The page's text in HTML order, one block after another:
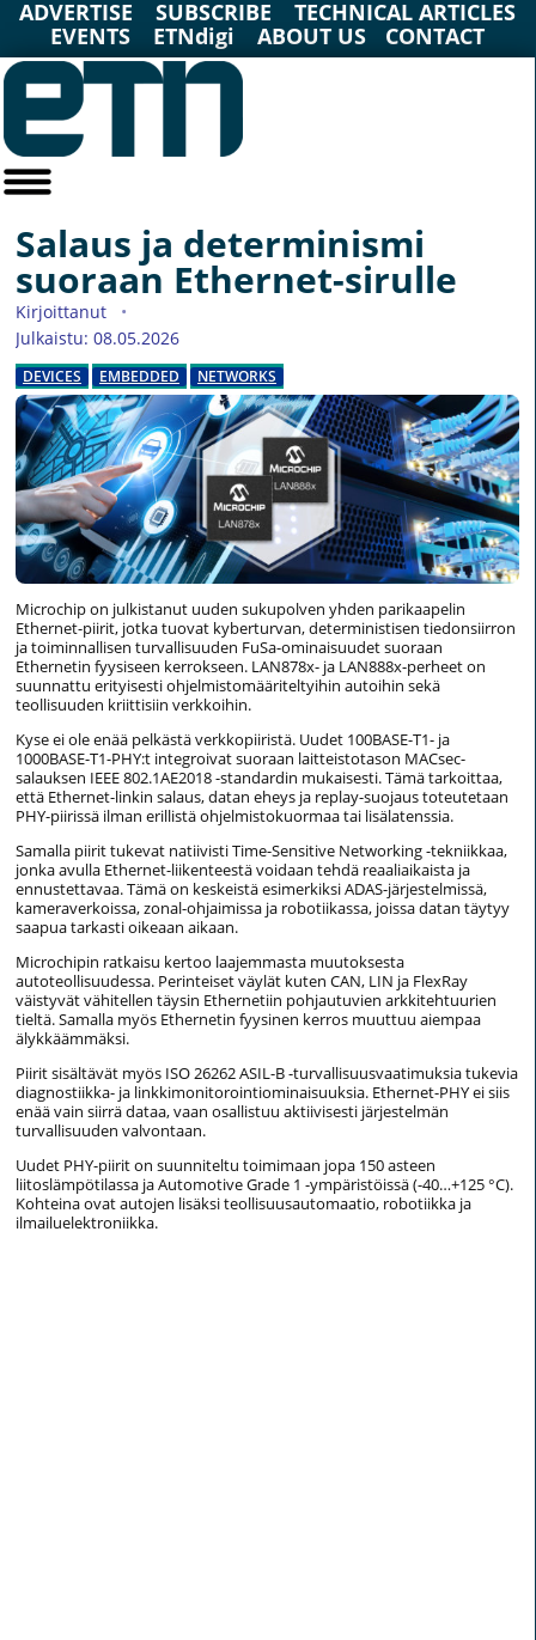
ADVERTISE SUBSCRIBE
TECHNICAL ARTICLES
EVENTS
ETNdigi ABOUT US CONTACT
Salaus ja determinismi
suoraan Ethernet-sirulle
Kirjoittanut
Julkaistu: 08.05.2026
DEVICES EMBEDDED NETWORKS
Microchip on julkistanut uuden sukupolven yhden parikaapelin
Ethernet-piirit, jotka tuovat kyberturvan, deterministisen tiedonsiirron
ja toiminnallisen turvallisuuden FuSa-ominaisuudet suoraan
Ethernetin fyysiseen kerrokseen. LAN878x- ja LAN888x-perheet on
suunnattu erityisesti ohjelmistomääriteltyihin autoihin sekä
teollisuuden kriittisiin verkkoihin.
Kyse ei ole enää pelkästä verkkopiiristä. Uudet 100BASE-T1- ja
1000BASE-T1-PHY:t integroivat suoraan laitteistotason MACsec-
salauksen IEEE 802.1AE2018 -standardin mukaisesti. Tämä tarkoittaa,
että Ethernet-linkin salaus, datan eheys ja replay-suojaus toteutetaan
PHY-piirissä ilman erillistä ohjelmistokuormaa tai lisälatenssia.
Samalla piirit tukevat natiivisti Time-Sensitive Networking -tekniikkaa,
jonka avulla Ethernet-liikenteestä voidaan tehdä reaaliaikaista ja
ennustettavaa. Tämä on keskeistä esimerkiksi ADAS-järjestelmissä,
kameraverkoissa, zonal-ohjaimissa ja robotiikassa, joissa datan täytyy
saapua tarkasti oikeaan aikaan.
Microchipin ratkaisu kertoo laajemmasta muutoksesta
autoteollisuudessa. Perinteiset väylät kuten CAN, LIN ja FlexRay
väistyvät vähitellen täysin Ethernetiin pohjautuvien arkkitehtuurien
tieltä. Samalla myös Ethernetin fyysinen kerros muuttuu aiempaa
älykkäämmäksi.
Piirit sisältävät myös ISO 26262 ASIL-B -turvallisuusvaatimuksia tukevia
diagnostiikka- ja linkkimonitorointiominaisuuksia. Ethernet-PHY ei siis
enää vain siirrä dataa, vaan osallistuu aktiivisesti järjestelmän
turvallisuuden valvontaan.
Uudet PHY-piirit on suunniteltu toimimaan jopa 150 asteen
liitoslämpötilassa ja Automotive Grade 1 -ympäristöissä (-40…+125 °C).
Kohteina ovat autojen lisäksi teollisuusautomaatio, robotiikka ja
ilmailuelektroniikka.